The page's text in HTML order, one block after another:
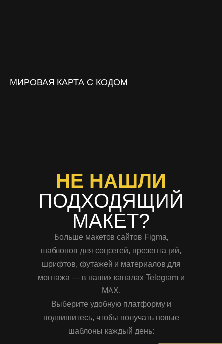
МИРОВАЯ КАРТА С КОДОМ
НЕ НАШЛИ
ПОДХОДЯЩИЙ
МАКЕТ?
Больше макетов сайтов Figma,
шаблонов для соцсетей, презентаций,
шрифтов, футажей и материалов для
монтажа — в наших каналах Telegram и
MAX.
Выберите удобную платформу и
подпишитесь, чтобы получать новые
шаблоны каждый день: